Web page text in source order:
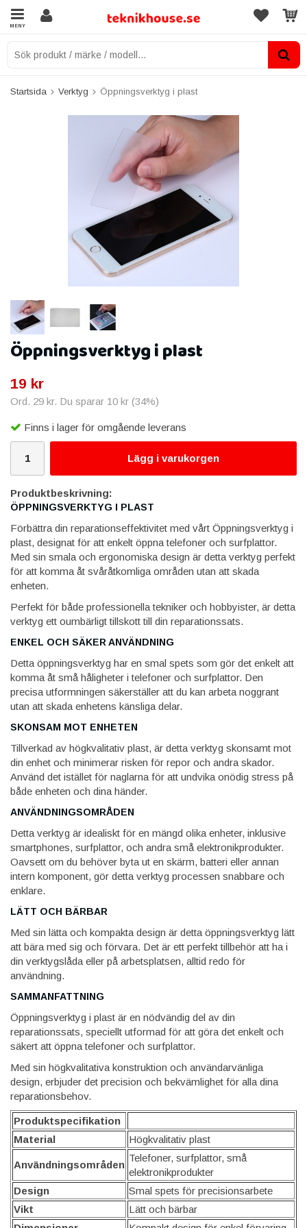
MENY
Startsida Verktyg Öppningsverktyg i plast
Öppningsverktyg i plast
19 kr
Ord. 29 kr. Du sparar 10 kr (34%)
Finns i lager för omgående leverans
Lägg i varukorgen
Produktbeskrivning:
ÖPPNINGSVERKTYG I PLAST
Förbättra din reparationseffektivitet med vårt Öppningsverktyg i
plast, designat för att enkelt öppna telefoner och surfplattor.
Med sin smala och ergonomiska design är detta verktyg perfekt
för att komma åt svåråtkomliga områden utan att skada
enheten.
Perfekt för både professionella tekniker och hobbyister, är detta
verktyg ett oumbärligt tillskott till din reparationssats.
ENKEL OCH SÄKER ANVÄNDNING
Detta öppningsverktyg har en smal spets som gör det enkelt att
komma åt små håligheter i telefoner och surfplattor. Den
precisa utformningen säkerställer att du kan arbeta noggrant
utan att skada enhetens känsliga delar.
SKONSAM MOT ENHETEN
Tillverkad av högkvalitativ plast, är detta verktyg skonsamt mot
din enhet och minimerar risken för repor och andra skador.
Använd det istället för naglarna för att undvika onödig stress på
både enheten och dina händer.
ANVÄNDNINGSOMRÅDEN
Detta verktyg är idealiskt för en mängd olika enheter, inklusive
smartphones, surfplattor, och andra små elektronikprodukter.
Oavsett om du behöver byta ut en skärm, batteri eller annan
intern komponent, gör detta verktyg processen snabbare och
enklare.
LÄTT OCH BÄRBAR
Med sin lätta och kompakta design är detta öppningsverktyg lätt
att bära med sig och förvara. Det är ett perfekt tillbehör att ha i
din verktygslåda eller på arbetsplatsen, alltid redo för
användning.
SAMMANFATTNING
Öppningsverktyg i plast är en nödvändig del av din
reparationssats, speciellt utformad för att göra det enkelt och
säkert att öppna telefoner och surfplattor.
Med sin högkvalitativa konstruktion och användarvänliga
design, erbjuder det precision och bekvämlighet för alla dina
reparationsbehov.
Produktspecifikation
Material
Högkvalitativ plast
Användningsområden
Telefoner, surfplattor, små
elektronikprodukter
Design
Smal spets för precisionsarbete
Vikt
Lätt och bärbar